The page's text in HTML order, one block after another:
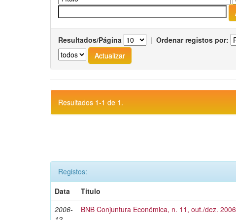
Resultados/Página | Ordenar registos por:
Resultados 1-1 de 1.
Registos:
Data
Título
2006-
BNB Conjuntura Econômica, n. 11, out./dez. 2006